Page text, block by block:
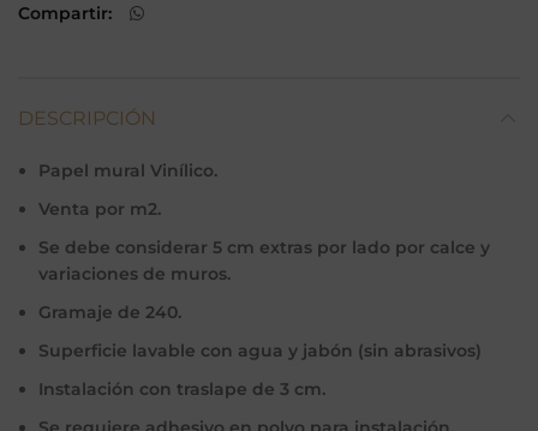
Compartir
DESCRIPCIÓN
Papel mural Vinílico.
Venta por m2.
Se debe considerar 5 cm extras por lado por calce y
variaciones de muros.
Gramaje de 240.
Superficie lavable con agua y jabón (sin abrasivos)
Instalación con traslape de 3 cm.